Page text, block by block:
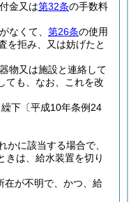
金又は第32条の手数料
なくて、 第26条の使用
を拒み、又は妨げたと
物又は施設と連絡して
ても、なお、これを改
下〔平成10年条例24
かに該当する場合で、
きは、給水装置を切り
在が不明で、かつ、給